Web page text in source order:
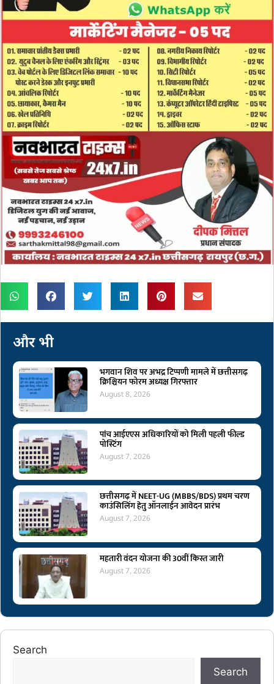
और भी
भगवान शिव पर अभद्र टिप्पणी मामले में छत्तीसगढ़
क्रिश्चियन फोरम अध्यक्ष गिरफ्तार
August 8, 2026
पांच आईएएस अधिकारियों को मिली पहली फील्ड
पोस्टिंग
August 7, 2026
छत्तीसगढ़ में NEET-UG (MBBS/BDS) प्रथम चरण
काउंसिलिंग हेतु ऑनलाईन आवेदन प्रारंभ
August 7, 2026
महतारी वंदन योजना की 30वीं किस्त जारी
August 7, 2026
Search
Search